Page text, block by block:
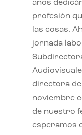
años
profesión
las cosas.
jornada
directora de
noviembre
de nuestro
esperamos